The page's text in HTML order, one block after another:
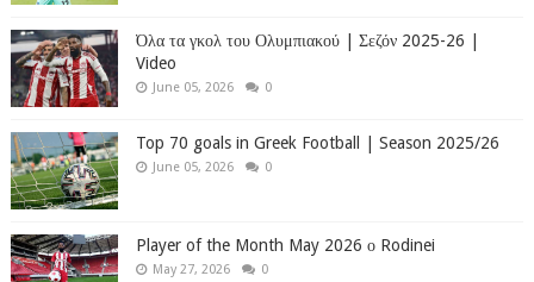
Όλα τα γκολ του Ολυμπιακού | Σεζόν 2025-26 |
Video
June 05, 2026 0
Top 70 goals in Greek Football | Season 2025/26
June 05, 2026 0
Player of the Month May 2026 ο Rodinei
May 27, 2026 0